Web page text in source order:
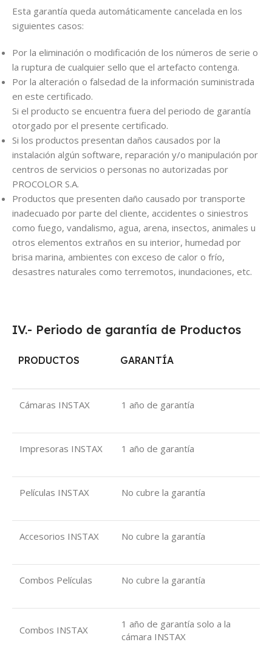
Esta garantía queda automáticamente cancelada en los
siguientes casos:
Por la eliminación o modificación de los números de serie o
la ruptura de cualquier sello que el artefacto contenga.
Por la alteración o falsedad de la información suministrada
en este certificado.
Si el producto se encuentra fuera del periodo de garantía
otorgado por el presente certificado.
Si los productos presentan daños causados por la
instalación algún software, reparación y/o manipulación por
centros de servicios o personas no autorizadas por
PROCOLOR S.A.
Productos que presenten daño causado por transporte
inadecuado por parte del cliente, accidentes o siniestros
como fuego, vandalismo, agua, arena, insectos, animales u
otros elementos extraños en su interior, humedad por
brisa marina, ambientes con exceso de calor o frío,
desastres naturales como terremotos, inundaciones, etc.
IV.- Periodo de garantía de Productos
PRODUCTOS GARANTÍA
Cámaras INSTAX 1 año de garantía
Impresoras INSTAX 1 año de garantía
Películas INSTAX No cubre la garantía
Accesorios INSTAX No cubre la garantía
Combos Películas No cubre la garantía
Combos INSTAX
1 año de garantía solo a la
cámara INSTAX